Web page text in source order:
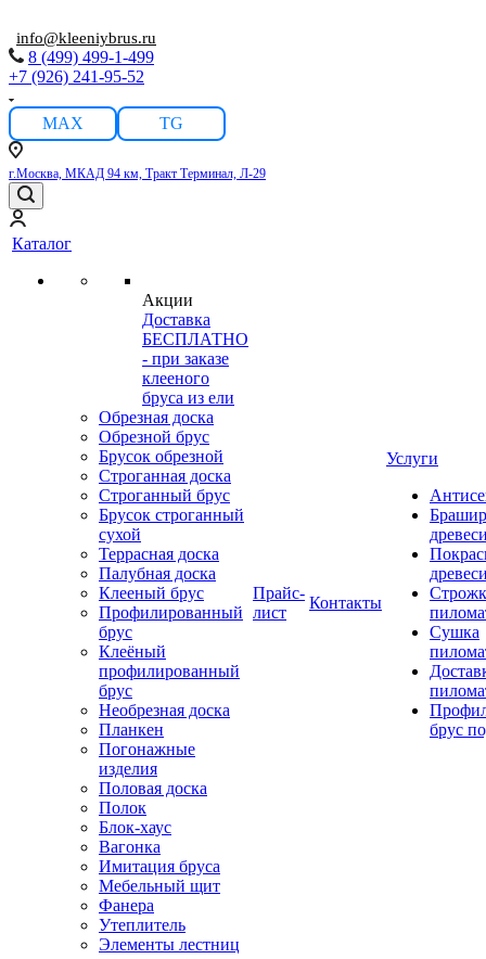
info@kleeniybrus.ru
8 (499) 499-1-499
+7 (926) 241-95-52
MAX TG
г.Москва, МКАД 94 км, Тракт Терминал, Л-29
Каталог
Акции
Доставка
БЕСПЛАТНО
- при заказе
клееного
бруса из ели
Обрезная доска
Обрезной брус
Брусок обрезной
Строганная доска
Строганный брус
Брусок строганный
сухой
Террасная доска
Палубная доска
Клееный брус
Профилированный
брус
Клеёный
профилированный
брус
Необрезная доска
Планкен
Погонажные
изделия
Половая доска
Полок
Блок-хаус
Вагонка
Имитация бруса
Мебельный щит
Фанера
Утеплитель
Элементы лестниц
Прайс-
лист
Контакты
Услуги
Сушка
брус